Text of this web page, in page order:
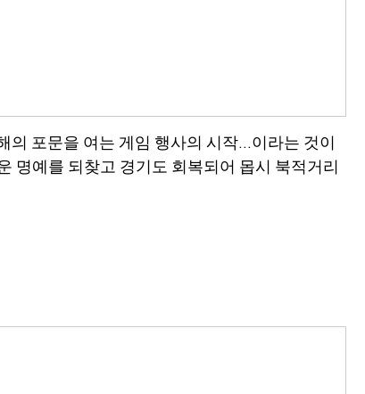
포문을 여는 게임 행사의 시작...이라는 것이
명예를 되찾고 경기도 회복되어 몹시 북적거리